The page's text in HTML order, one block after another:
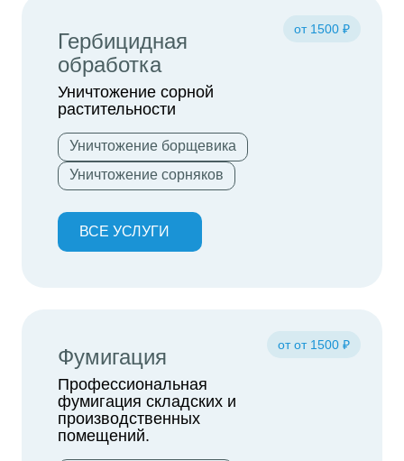
Гербицидная
обработка
Уничтожение сорной
растительности
от 1500 ₽
Уничтожение борщевика
Уничтожение сорняков
ВСЕ УСЛУГИ
Фумигация
Профессиональная
фумигация складских и
производственных
помещений.
от от 1500 ₽